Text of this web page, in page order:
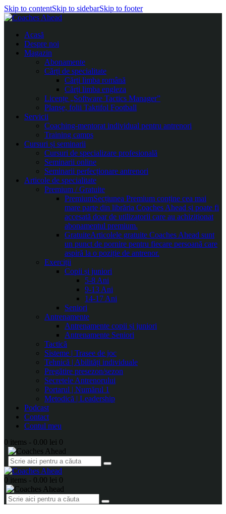
Skip to contentSkip to sidebarSkip to footer
Acasă
Despre noi
Magazin
Abonamente
Cărți de specialitate
Cărți limba română
Cărți limba engleza
Licențe „Software Tactics Manager”
Planșe, folii Taktifol Football
Servicii
Coaching-mentorat individual pentru antrenori
Training camps
Cursuri și seminarii
Cursuri de specializare profesională
Seminarii online
Seminarii perfecționare antrenori
Articole de specialitate
Premium / Gratuite
PremiumSecțiunea Premium conține cea mai
mare parte din librăria Coaches Ahead și poate fi
accesată doar de utilizatorii care au achiziționat
abonamentul premium.
GratuiteArticolele gratuite Coaches Ahead sunt
un punct de pornire pentru fiecare persoană care
aspiră la o poziție de antrenor.
Exerciții
Copii și juniori
5-8 Ani
9-13 Ani
14-17 Ani
Seniori
Antrenamente
Antrenamente copii și juniori
Antrenamente Seniori
Tactică
Sisteme | Trasee de joc
Tehnică | Abilități individuale
Pregătire presezon/sezon
Secretele Antrenorului
Portarul | Numărul 1
Metodică | Leadership
Podcast
Contact
Contul meu
0 items - 0.00 lei 0
0 items - 0.00 lei 0